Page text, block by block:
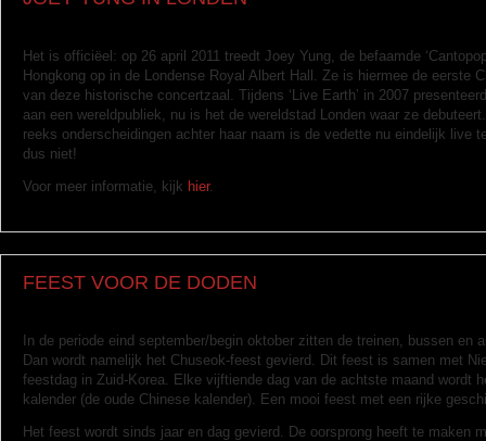
Het is officiëel: op 26 april 2011 treedt Joey Yung, de befaamde
Hongkong op in de Londense Royal Albert Hall. Ze is hiermee de eerste
van deze historische concertzaal. Tijdens ‘Live Earth’ in 2007
aan een wereldpubliek, nu is het de wereldstad Londen waar ze
reeks onderscheidingen achter haar naam is de vedette nu eindelijk live
dus niet!
Voor meer informatie, kijk hier.
FEEST VOOR DE DODEN
In de periode eind september/begin oktober zitten de treinen, bussen en
Dan wordt namelijk het Chuseok-feest gevierd. Dit feest is samen met
feestdag in Zuid-Korea. Elke vijftiende dag van de achtste maand wordt
kalender (de oude Chinese kalender). Een mooi feest met een rijke
Het feest wordt sinds jaar en dag gevierd. De oorsprong heeft te maken